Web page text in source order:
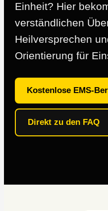
Einheit? Hier
verständlichen
Heilversprechen
Orientierung für
Kostenlose EMS-
Direkt zu den FAQ